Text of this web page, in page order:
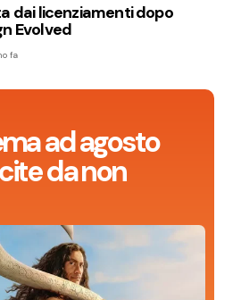
ad agosto
da non
dai licenziamenti dopo
Evolved
fa